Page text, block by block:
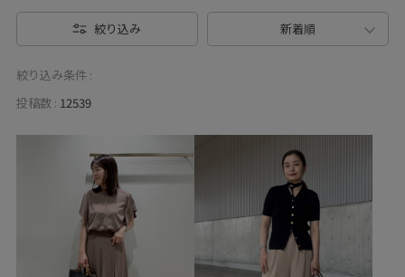
絞り込み 新着順
絞り込み条件 :
投稿数 : 12539